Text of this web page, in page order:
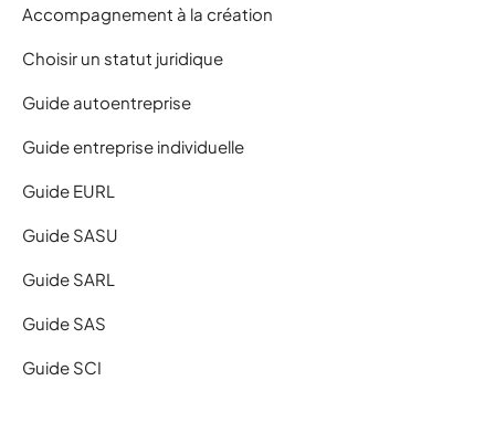
Accompagnement à la création
Choisir un statut juridique
Guide autoentreprise
Guide entreprise individuelle
Guide EURL
Guide SASU
Guide SARL
Guide SAS
Guide SCI